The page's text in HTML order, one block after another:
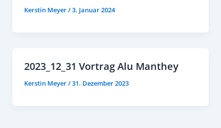
Kerstin Meyer/3. Januar 2024
2023_12_31 Vortrag Alu Manthey
Kerstin Meyer/31. Dezember 2023